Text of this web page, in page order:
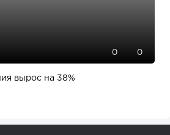
0 0
вырос на 38%